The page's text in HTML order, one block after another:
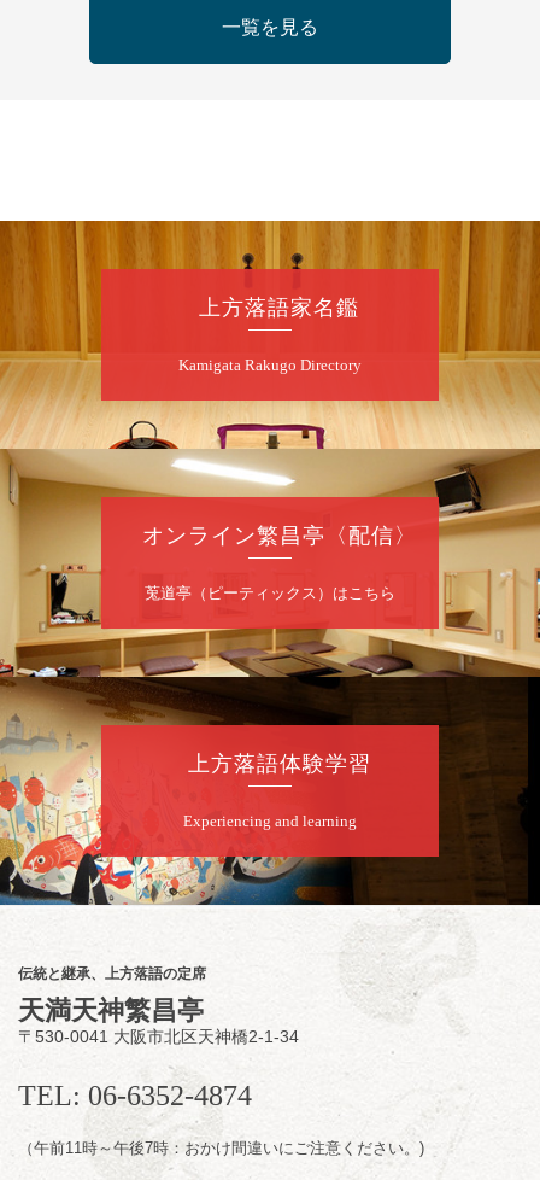
開演：午前10時（9時30分開場）
前売2,500円 当日3,000円
桂二豆／露の瑞／桂きん太郎／いわみせいじ
（似顔絵）／笑福亭笑利／桂文太～仲入～露
の眞／笑福亭仁福／幸助福助（漫才）／桂春
★菟道亭 配信あり
8月7日（金）
噺家が落語と芝居をしてみる会
桂米之助／桂団治郎／桂弥太郎／桂米舞／是
開演：午後6時30分（6時開場）全席指定
お問合せ：米朝事務所 06-6365-8281（平日
10時～18時）
★菟道亭配信あり
入はこちらをクリック
8月8日（土）
第2回 智之介・力造 二人会
笑福亭智之介「昭和任侠伝」「天王寺詣り」
／桂力造「桃太郎」「本膳」／桂二豆「開口
開演：午前10時（9時30分 開場
）
前売2,000円 当日 2,500円
お問合せ：智之介・力造 二人会事務局 090-
7762-6268
一覧を見る
上方落語家名鑑
Kamigata Rakugo Directory
オンライン繁昌亭〈配信〉
莵道亭（ピーティックス）はこちら
上方落語体験学習
Experiencing and learning
伝統と継承、上方落語の定席
天満天神繁昌亭
〒530-0041 大阪市北区天神橋2-1-34
TEL: 06-6352-4874
（午前11時～午後7時：おかけ間違いにご注意ください。)